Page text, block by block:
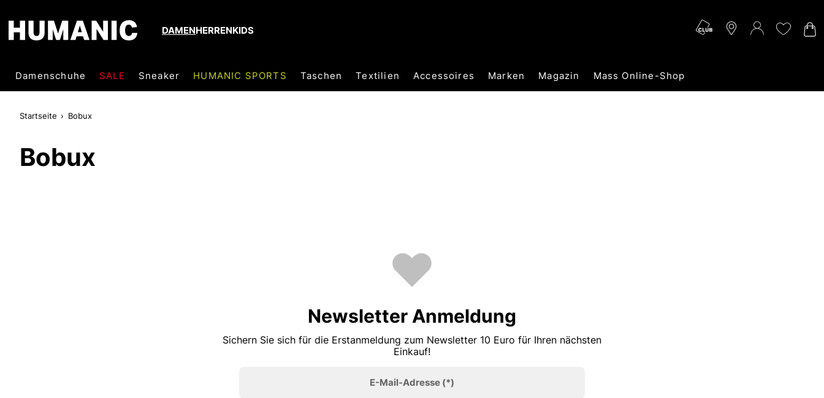
DAMENHERRENKIDS
Damenschuhe SALE Sneaker HUMANIC SPORTS Taschen Textilien Accessoires Marken Magazin Mass Online-Shop
Startseite Bobux
Bobux
Newsletter Anmeldung
Sichern Sie sich für die Erstanmeldung zum Newsletter 10 Euro für Ihren nächsten
Einkauf!
E-Mail-Adresse(*)